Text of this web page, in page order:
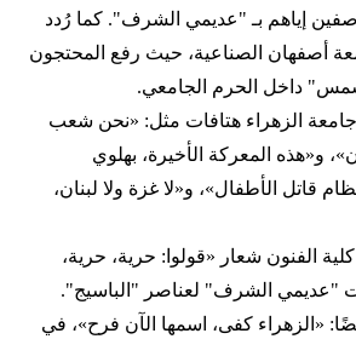
إياهم بـ "عديمي الشرف". كما رُدد
أصفهان الصناعية، حيث رفع المحتجون
داخل الحرم الجامعي.
الزهراء هتافات مثل: «نحن شعب
و«هذه المعركة الأخيرة، بهلوي
قاتل الأطفال»، و«لا غزة ولا لبنان،
الفنون شعار «قولوا: حرية، حرية،
"عديمي الشرف" لعناصر "الباسيج".
«الزهراء كفى، اسمها الآن فرح»، في